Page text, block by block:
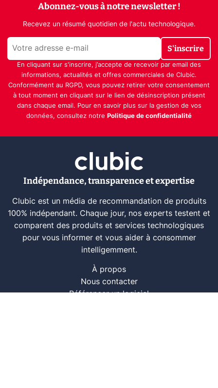
Abonnez-vous à notre newsletter !
Recevez un résumé quotidien de l'actu technologique.
S'inscrire
En cliquant sur s'inscrire, j’accepte de recevoir par email des
informations, actualités et offres commerciales de Clubic.
Conformément au RGPD, vous pouvez retirer votre consentement
à tout moment en cliquant sur le lien de désinscription présent
dans chaque email. Pour en savoir plus sur la gestion de vos
données, consultez notre Politique de confidentialité
Indépendance, transparence et expertise
Clubic est un média de recommandation de produits
100% indépendant. Chaque jour, nos experts testent et
comparent des produits et services technologiques
pour vous informer et vous aider à consommer
intelligemment.
À propos
Nous contacter
Référencer un logiciel